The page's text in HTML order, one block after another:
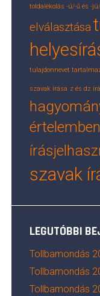
toldalékolás -ú/-ű és -
elválasztása
tulajdonnevet
szavak írása z és dz
szavak
LEGUTÓBBI
Tollbamondás
Tollbamondás
Tollbamondás